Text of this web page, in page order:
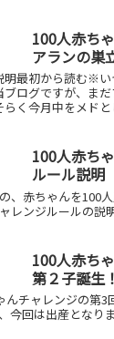
100人赤ち
アランの巣
明最初から読む※
ログですが、ま
く今月中をメド
100人赤ち
ルール説明
、赤ちゃんを100
レンジルールの説明
100人赤ち
第２子誕生！
んチャレンジの第3
今回は出産となり